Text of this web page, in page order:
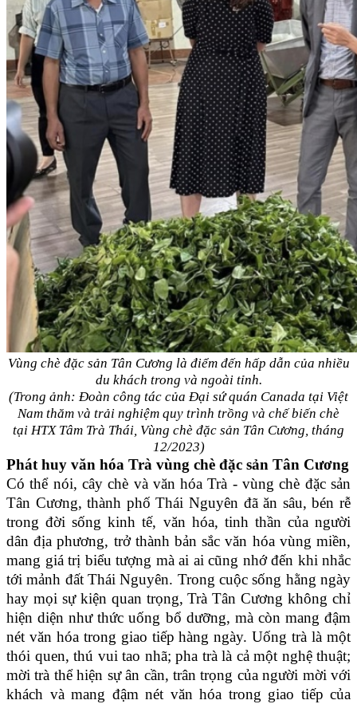
Vùng chè đặc sản Tân Cương là điểm đến hấp dẫn của nhiều
du khách trong và ngoài tỉnh.
(Trong ảnh: Đoàn công tác của Đại sứ quán Canada tại Việt
Nam thăm và trải nghiệm quy trình trồng và chế biến chè
tại HTX Tâm Trà Thái, Vùng chè đặc sản Tân Cương, tháng
12/2023)
Phát huy văn hóa Trà vùng chè đặc sản Tân Cương
Có thể nói, cây chè và văn hóa Trà - vùng chè đặc sản
Tân Cương, thành phố Thái Nguyên đã ăn sâu, bén rễ
trong đời sống kinh tế, văn hóa, tinh thần của người
dân địa phương, trở thành bản sắc văn hóa vùng miền,
mang giá trị biểu tượng mà ai ai cũng nhớ đến khi nhắc
tới mảnh đất Thái Nguyên. Trong cuộc sống hằng ngày
hay mọi sự kiện quan trọng, Trà Tân Cương không chỉ
hiện diện như thức uống bổ dưỡng, mà còn mang đậm
nét văn hóa trong giao tiếp hàng ngày.Uống trà là một
thói quen, thú vui tao nhã; pha trà là cả một nghệ thuật;
mời trà thể hiện sự ân cần, trân trọng của người mời với
khách và mang đậm nét văn hóa trong giao tiếp của